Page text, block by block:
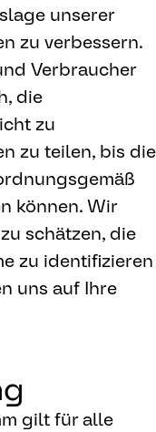
unserer
zu verbessern.
Verbraucher
die
zu
zu teilen, bis die
können. Wir
schätzen, die
zu identifizieren
uns auf Ihre
gilt für alle